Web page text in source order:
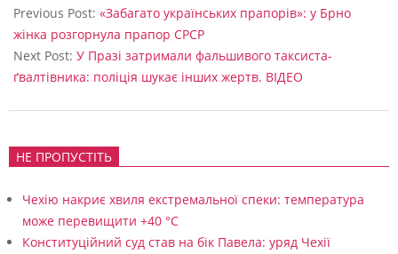
05-
19
Previous Post: «Забагато українських прапорів»: у Брно
жінка розгорнула прапор СРСР
Next Post: У Празі затримали фальшивого таксиста-
ґвалтівника: поліція шукає інших жертв. ВІДЕО
НЕ ПРОПУСТІТЬ
Чехію накриє хвиля екстремальної спеки: температура
може перевищити +40 °C
Конституційний суд став на бік Павела: уряд Чехії